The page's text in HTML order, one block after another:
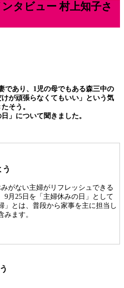
タビュー 村上知子さ
であり、1児の母でもある森三中の
が頑張らなくてもいい」という気
そう。
」について聞きました。
がない主婦がリフレッシュできる
9月25日を「主婦休みの日」として
」とは、普段から家事を主に担当し
ます。